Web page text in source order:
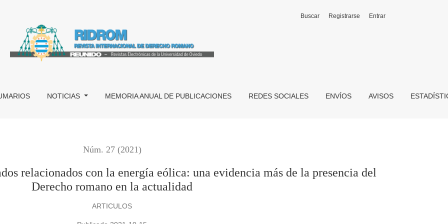
con la energía eólica: una evidencia más de la presencia del Derecho romano en la actualidad
NOTICIAS MEMORIA ANUAL DE PUBLICACIONES REDES SOCIALES ENVÍOS AVISOS
Buscar Registrarse Entrar
Núm. 27 (2021)
relacionados con la energía eólica: una evidencia más de la presencia del
Derecho romano en la actualidad
ARTICULOS